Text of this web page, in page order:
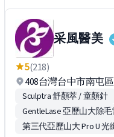
采風醫美
5(218)
408台灣台中市南屯
Sculptra 舒顏萃 / 童顏針
GentleLase 亞歷山大除
第三代亞歷山大 Pro U 光